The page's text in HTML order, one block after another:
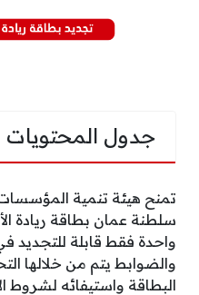
جدول المحتويات
تمنح هيئة تنمية
سلطنة عمان بطاقة ريادة
واحدة فقط قابلة
والضوابط يتم من خلالها
البطاقة واستيفائه لشروط